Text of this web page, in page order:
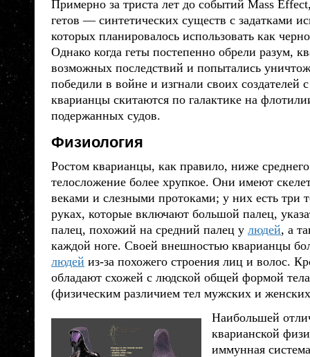
Примерно за триста лет до событий Mass
гетов — синтетических существ с задатками
которых планировалось использовать как
Однако когда геты постепенно обрели разум,
возможных последствий и попытались
победили в войне и изгнали своих создателей
кварианцы скитаются по галактике на
подержанных судов.
Физиология
Ростом кварианцы, как правило, ниже
телосложение более хрупкое. Они имеют
веками и слезными протоками; у них есть три
руках, которые включают большой палец,
палец, похожий на средний палец у людей, а
каждой ноге. Своей внешностью кварианцы
людей из-за похожего строения лиц и волос.
обладают схожей с людской общей формой
(физическим различием тел мужских и
Наибольшей
кварианской
иммунная